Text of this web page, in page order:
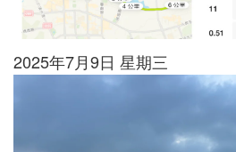
2025年7月9日 星期三